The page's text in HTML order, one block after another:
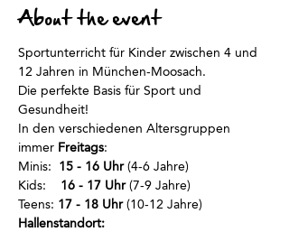
About the event
Sportunterricht für Kinder zwischen 4 und
12 Jahren in München-Moosach.
Die perfekte Basis für Sport und
Gesundheit!
In den verschiedenen Altersgruppen
immer Freitags:
Minis: 15 - 16 Uhr (4-6 Jahre)
Kids: 16 - 17 Uhr (7-9 Jahre)
Teens: 17 - 18 Uhr (10-12 Jahre)
Hallenstandort: